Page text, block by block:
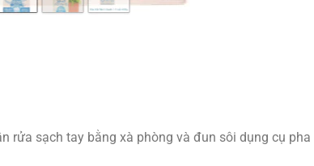
rửa sạch tay bằng xà phòng và đun sôi dụng cụ